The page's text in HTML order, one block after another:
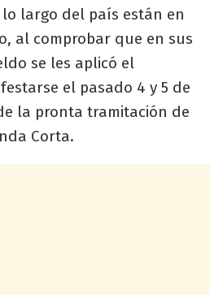
largo del país están en
al comprobar que en sus
se les aplicó el
el pasado 4 y 5 de
la pronta tramitación de
Corta.